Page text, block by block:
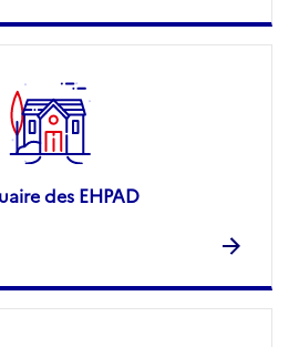
des EHPAD